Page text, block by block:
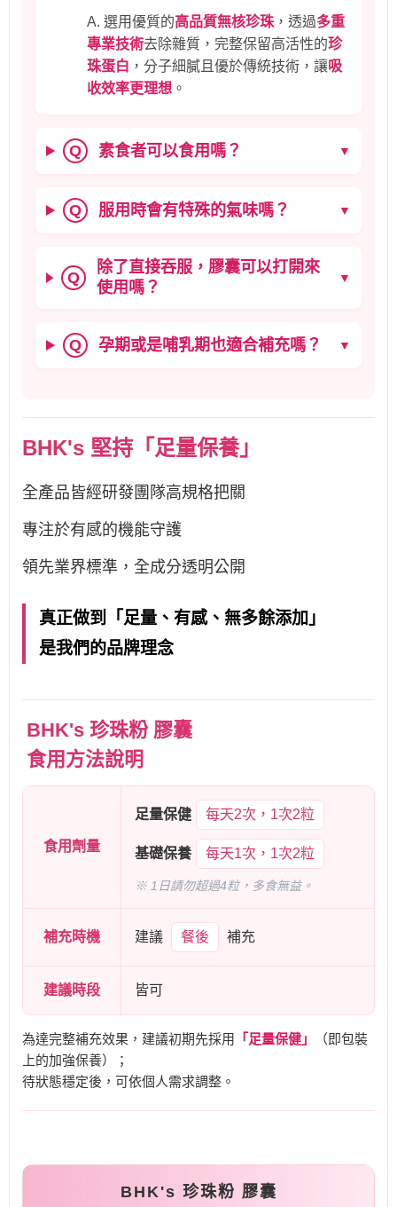
A. 選用優質的高品質無核珍珠 ，透過多重
專業技術去除雜質，完整保留高活性的珍
珠蛋白 ，分子細膩且優於傳統技術，讓吸
收效率更理想 。
Q 素食者可以食用嗎？ ▼
Q 服用時會有特殊的氣味嗎？ ▼
Q
除了直接吞服，膠囊可以打開來
使用嗎？
▼
Q 孕期或是哺乳期也適合補充嗎？ ▼
BHK's 堅持「足量保養」
全產品皆經研發團隊高規格把關
專注於有感的機能守護
領先業界標準，全成分透明公開
真正做到「足量、有感、無多餘添加」
是我們的品牌理念
BHK's 珍珠粉 膠囊
食用方法說明
食用劑量
足量保健 每天2次，1次2粒
基礎保養 每天1次，1次2粒
※ 1日請勿超過4粒，多食無益。
補充時機 建議 餐後 補充
建議時段 皆可
為達完整補充效果，建議初期先採用 「足量保健」
（即包裝
上的加強保養）；
待狀態穩定後，可依個人需求調整。
BHK's 珍珠粉 膠囊